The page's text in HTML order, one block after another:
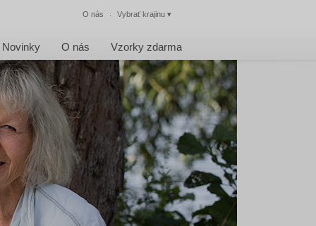
Zatvoriť
O nás Vybrať krajinu ▾
Novinky O nás Vzorky zdarma